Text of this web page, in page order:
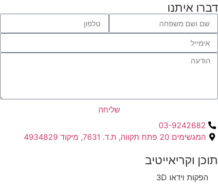
דברו איתנו
שליחה
03-9242682
המגשימים 20 פתח תקווה, ת.ד. 7631, מיקוד 4934829
תוכן וקריאייטיב ​
הפקות וידאו 3D